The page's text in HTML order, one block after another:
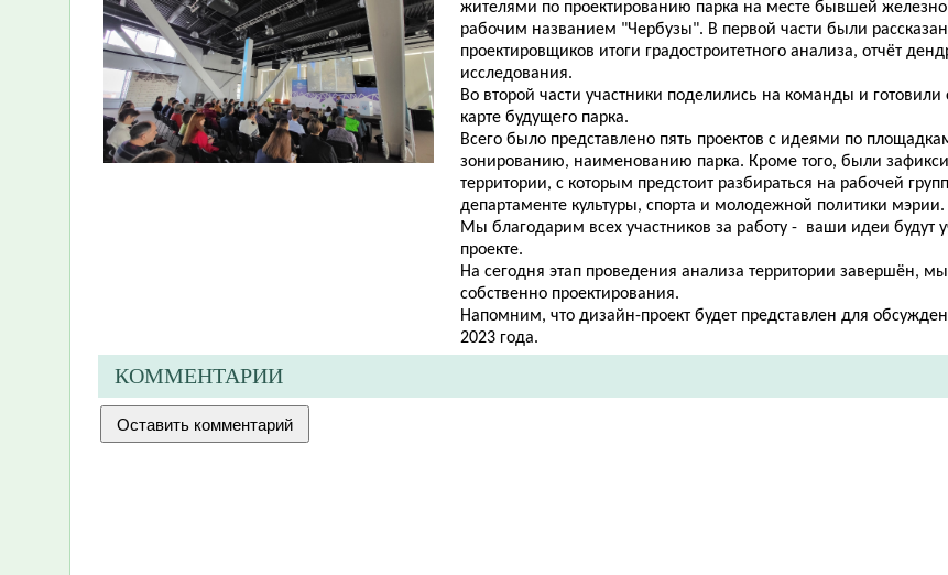
жителями по проектированию парка на месте бывшей
рабочим названием "Чербузы". В первой части были
проектировщиков итоги градостроитетного анализа, отчёт
исследования.
Во второй части участники поделились на команды и
карте будущего парка.
Всего было представлено пять проектов с идеями по
зонированию, наименованию парка. Кроме того, были
территории, с которым предстоит разбираться на рабочей
департаменте культуры, спорта и молодежной политики мэрии.
Мы благодарим всех участников за работу - ваши идеи будут
проекте.
На сегодня этап проведения анализа территории завершён,
собственно проектирования.
Напомним, что дизайн-проект будет представлен для
2023 года.
КОММЕНТАРИИ